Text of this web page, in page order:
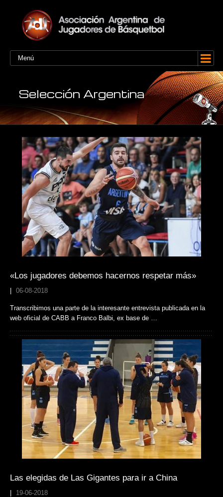
Menú
Selección Argentina
«Los jugadores debemos hacernos respetar más»
06-08-2018
Transcribimos una parte de la interesante entrevista publicada en la
web oficial de CABB a Franco Balbi, ex base de …
Las elegidas de Las Gigantes para ir a China
19-06-2018